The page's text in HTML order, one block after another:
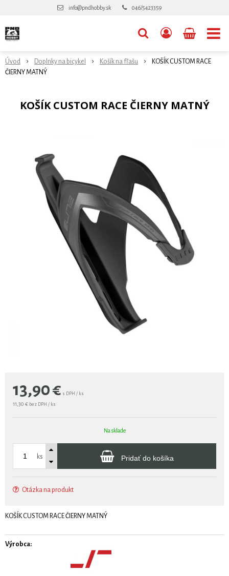
info@pndhobby.sk 046/5423359
Úvod Doplnky na bicykel Košík na fľašu
KOŠÍK CUSTOM RACE
ČIERNY MATNÝ
KOŠÍK CUSTOM RACE ČIERNY MATNÝ
13,90€ s DPH / ks
11,30 € bez DPH / ks
Na sklade
ks Pridať do košíka
Otázka na produkt
KOŠÍK CUSTOM RACE ČIERNY MATNÝ
Výrobca: